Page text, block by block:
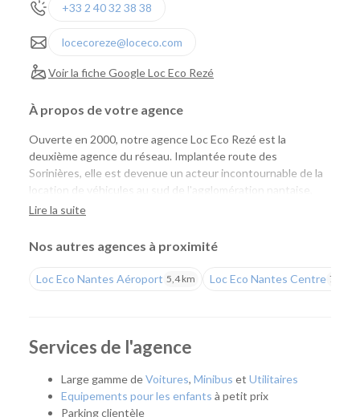
+33 2 40 32 38 38
locecoreze@loceco.com
Voir la fiche Google Loc Eco Rezé
À propos de votre agence
Ouverte en 2000, notre agence Loc Eco Rezé est la
deuxième agence du réseau. Implantée route des
Sorinières, elle est devenue un acteur incontournable de la
location de véhicules au sud de l'agglomération nantaise,
aussi bien pour les particuliers que pour les professionnels.
professionnels
Que vous prépariez un déplacement professionnel, un
quelques jours ou plusieurs mois, notre agence vous
accompagne avec une solution adaptée. Elle répond
entreprises grâce à une offre complète de location courte,
moyenne et longue durée.
Lire la suite
Nos autres agences à proximité
Loc Eco Nantes Aéroport 5,4 km Loc Eco Nantes Centre 7,7 km
Services de l'agence
Large gamme deVoitures, Minibus et Utilitaires
Equipements pour les enfants à petit prix
Parking clientèle